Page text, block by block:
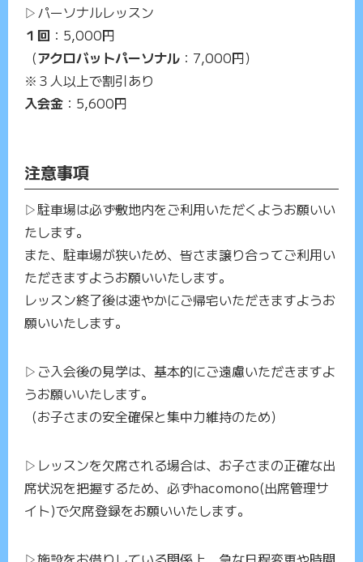
▷パーソナルレッスン
１回 ：5,000円
（アクロバットパーソナル ：7,000円）
※３人以上で割引あり
入会金 ：5,600円
注意事項
▷駐車場は必ず敷地内をご利用いただくようお願いい
たします。
また、駐車場が狭いため、皆さま譲り合ってご利用い
ただきますようお願いいたします。
レッスン終了後は速やかにご帰宅いただきますようお
願いいたします。
▷ご入会後の見学は、基本的にご遠慮いただきますよ
うお願いいたします。
（お子さまの安全確保と集中力維持のため）
▷レッスンを欠席される場合は、お子さまの正確な出
席状況を把握するため、必ずhacomono(出席管理サ
イト)で欠席登録をお願いいたします。